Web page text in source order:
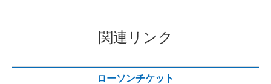
関連リンク
ローソンチケット